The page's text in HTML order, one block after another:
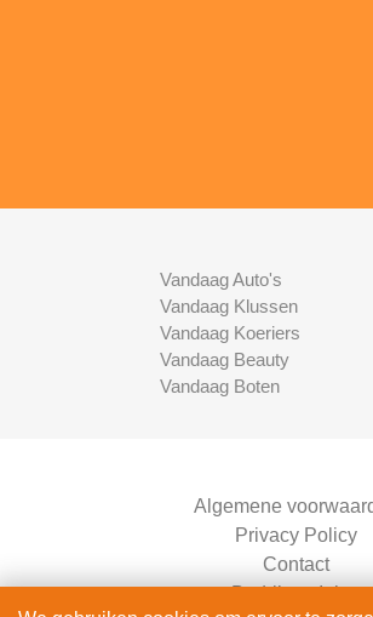
Vandaag Auto's
Vandaag Klussen
Vandaag Koeriers
Vandaag Beauty
Vandaag Boten
Algemene
Privacy Policy
Contact
Bedrijven Inlog